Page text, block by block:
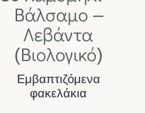
Βάλσαμο –
Λεβάντα
(Βιολογικό)
Εμβαπτιζόμενα
φακελάκια